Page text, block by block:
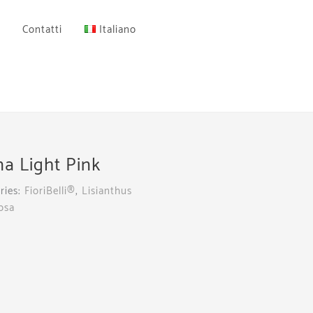
Contatti Italiano
Light Pink
FioriBelli®, Lisianthus